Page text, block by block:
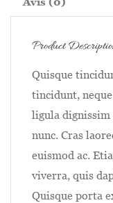
Product
Quisque
tincidunt,
ligula
nunc. Cras
euismod ac.
viverra, quis
Quisque porta